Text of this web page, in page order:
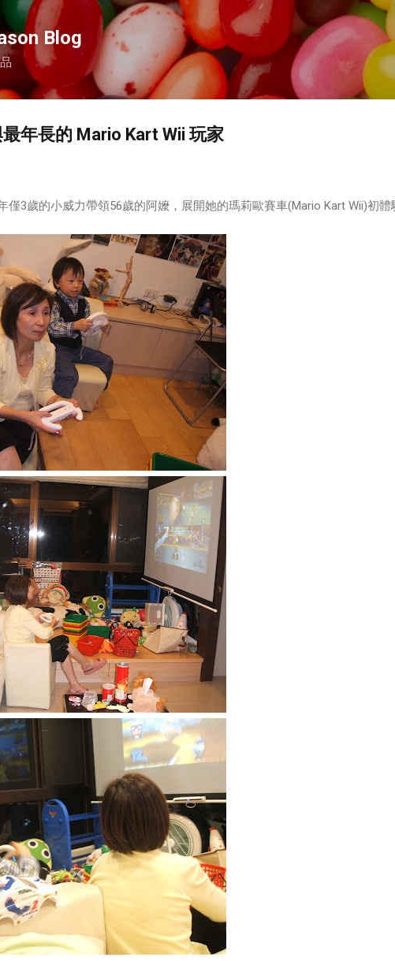
跳到主要內容
Blog
年長的 Mario Kart Wii 玩家
僅3歲的小威力帶領56歲的阿嬤，展開她的瑪莉歐賽車(Mario Kart Wii)初體